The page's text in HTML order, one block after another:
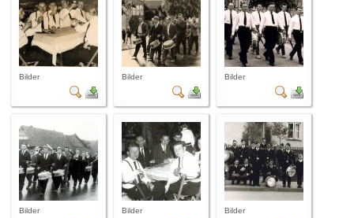
Bilder Bilder Bilder
Bilder Bilder Bilder